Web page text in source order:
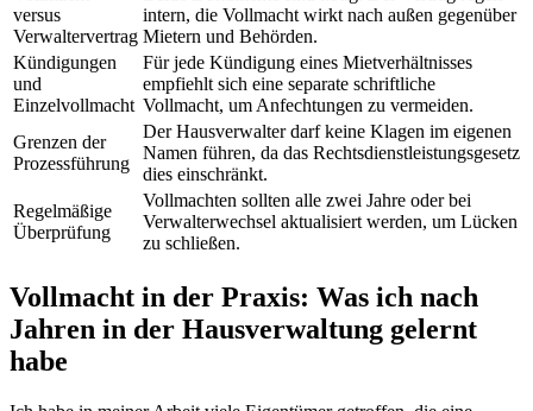
versus
Verwaltervertrag
intern, die Vollmacht wirkt nach außen gegenüber
Mietern und Behörden.
Kündigungen
und
Einzelvollmacht
Für jede Kündigung eines Mietverhältnisses
empfiehlt sich eine separate schriftliche
Vollmacht, um Anfechtungen zu vermeiden.
Grenzen der
Prozessführung
Der Hausverwalter darf keine Klagen im eigenen
Namen führen, da das Rechtsdienstleistungsgesetz
dies einschränkt.
Regelmäßige
Überprüfung
Vollmachten sollten alle zwei Jahre oder bei
Verwalterwechsel aktualisiert werden, um Lücken
zu schließen.
Vollmacht in der Praxis: Was ich nach
Jahren in der Hausverwaltung gelernt
habe